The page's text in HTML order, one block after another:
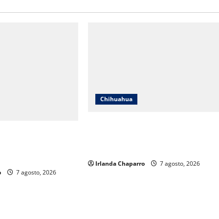
7 agosto, 2026
Chihuahua
Irlanda Chaparro 7 agosto, 2026